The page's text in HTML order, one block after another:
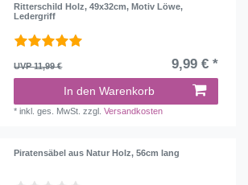
Ritterschild Holz, 49x32cm, Motiv Löwe,
Ledergriff
UVP 11,99 € 9,99 € *
In den Warenkorb
*inkl. ges. MwSt. zzgl.Versandkosten
Piratensäbel aus Natur Holz, 56cm lang